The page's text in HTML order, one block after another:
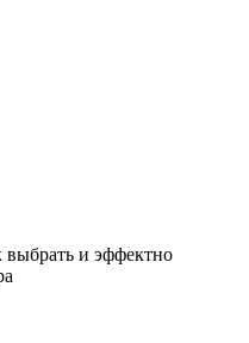
выбрать и эффектно